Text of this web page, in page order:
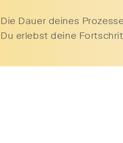
​​Die Dauer deines
Du erlebst deine